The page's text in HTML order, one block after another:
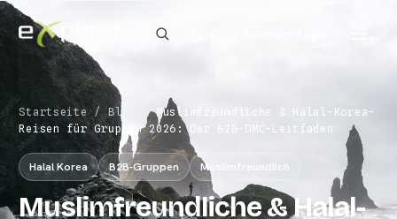
Startseite / Blog / Muslimfreundliche & Halal-Korea-
Reisen für Gruppen 2026: Der B2B-DMC-Leitfaden
Halal Korea B2B-Gruppen Muslimfreundlich
Muslimfreundliche & Halal-